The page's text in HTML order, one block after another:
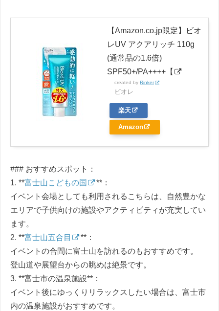
【Amazon.co.jp限定】ビオ
レUV アクアリッチ 110g
(通常品の1.6倍)
SPF50+/PA++++【
created by Rinker
ビオレ
楽天
Amazon
### おすすめスポット：
1. **富士山こどもの国
**：
イベント会場としても利用されるこちらは、自然豊かな
エリアで子供向けの施設やアクティビティが充実してい
ます。
2. **富士山五合目
**：
イベントの合間に富士山を訪れるのもおすすめです。
登山道や展望台からの眺めは絶景です。
3. **富士市の温泉施設**：
イベント後にゆっくりリラックスしたい場合は、富士市
内の温泉施設がおすすめです。